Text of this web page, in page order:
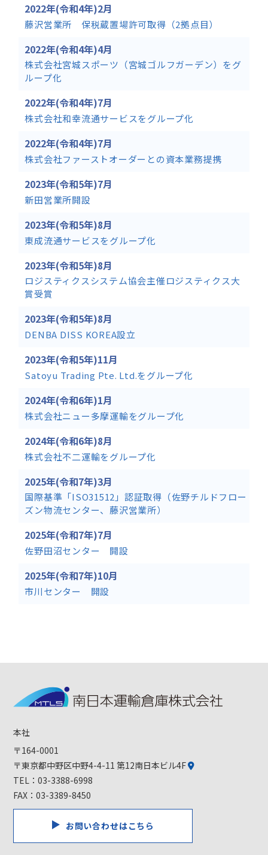
2022年(令和4年)2月
藤沢営業所 保税蔵置場許可取得（2拠点目）
2022年(令和4年)4月
株式会社宮城スポーツ（宮城ゴルフガーデン）をグ
ループ化
2022年(令和4年)7月
株式会社和幸流通サービスをグループ化
2022年(令和4年)7月
株式会社ファーストオーダーとの資本業務提携
2023年(令和5年)7月
新田営業所開設
2023年(令和5年)8月
東成流通サービスをグループ化
2023年(令和5年)8月
ロジスティクスシステム協会主催ロジスティクス大
賞受賞
2023年(令和5年)8月
DENBA DISS KOREA設立
2023年(令和5年)11月
Satoyu Trading Pte. Ltd.をグループ化
2024年(令和6年)1月
株式会社ニュー多摩運輸をグループ化
2024年(令和6年)8月
株式会社不二運輸をグループ化
2025年(令和7年)3月
国際基準「ISO31512」認証取得（佐野チルドフロー
ズン物流センター、藤沢営業所）
2025年(令和7年)7月
佐野田沼センター 開設
2025年(令和7年)10月
市川センター 開設
本社
〒164-0001
〒東京都中野区中野4-4-11 第12南日本ビル4F
TEL：03-3388-6998
FAX：03-3389-8450
お問い合わせはこちら